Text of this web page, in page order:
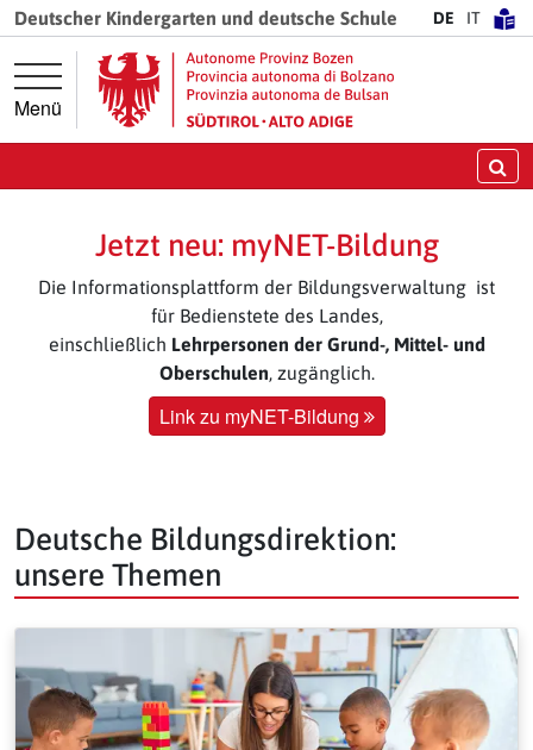
Springe direkt zur Hauptnavigation
Springe direkt zum Inhalt
Deutscher Kindergarten und deutsche Schule DE IT
Menü
Jetzt neu: myNET-Bildung
Die Informationsplattform der Bildungsverwaltung ist
für Bedienstete des Landes,
einschließlich Lehrpersonen der Grund-, Mittel- und
Oberschulen, zugänglich.
Link zu myNET-Bildung
Deutsche Bildungsdirektion:
unsere Themen